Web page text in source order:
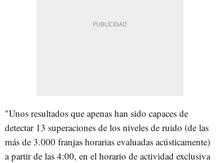
"Unos resultados que apenas han sido capaces de
detectar 13 superaciones de los niveles de ruido (de las
más de 3.000 franjas horarias evaluadas acústicamente)
a partir de las 4:00, en el horario de actividad exclusiva